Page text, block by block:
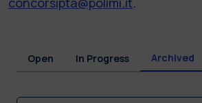
Open In Progress Archived